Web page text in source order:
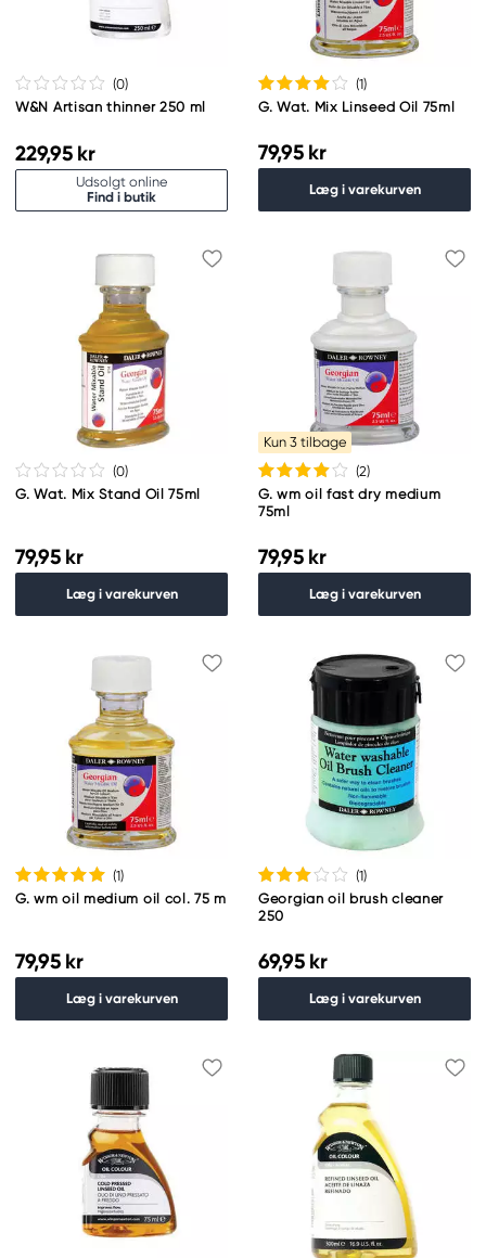
(0)
W&N Artisan thinner 250 ml
229,95 kr
Udsolgt online
Find i butik
(1)
G. Wat. Mix Linseed Oil 75ml
79,95 kr
Læg i varekurven
(0)
G. Wat. Mix Stand Oil 75ml
79,95 kr
Læg i varekurven
Kun 3 tilbage
(2)
G. wm oil fast dry medium
75ml
79,95 kr
Læg i varekurven
(1)
G. wm oil medium oil col. 75 m
79,95 kr
Læg i varekurven
(1)
Georgian oil brush cleaner
250
69,95 kr
Læg i varekurven